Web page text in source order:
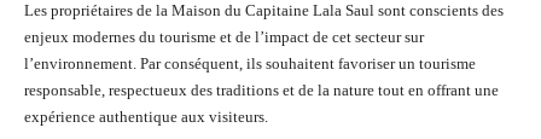
Les propriétaires de la Maison du Capitaine Lala Saul sont conscients des
enjeux modernes du tourisme et de l’impact de cet secteur sur
l’environnement. Par conséquent, ils souhaitent favoriser un tourisme
responsable, respectueux des traditions et de la nature tout en offrant une
expérience authentique aux visiteurs.